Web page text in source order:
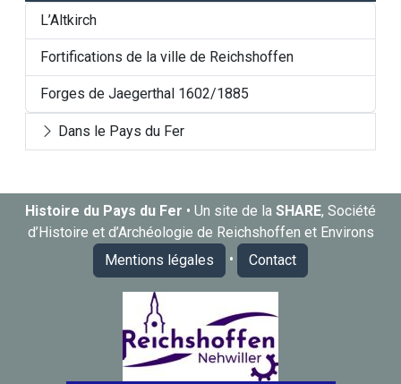
L’Altkirch
Fortifications de la ville de Reichshoffen
Forges de Jaegerthal 1602/1885
Dans le Pays du Fer
Histoire du Pays du Fer • Un site de la SHARE, Société
d’Histoire et d’Archéologie de Reichshoffen et Environs
Mentions légales
• Contact